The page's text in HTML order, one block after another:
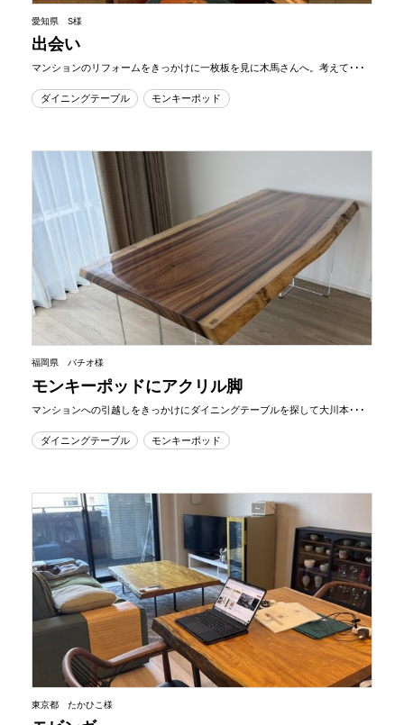
愛知県 S様
出会い
マンションのリフォームをきっかけに一枚板を見に木馬さんへ。考えて･･･
ダイニングテーブル モンキーポッド
福岡県 バチオ様
モンキーポッドにアクリル脚
マンションへの引越しをきっかけにダイニングテーブルを探して大川本･･･
ダイニングテーブル モンキーポッド
東京都 たかひこ様